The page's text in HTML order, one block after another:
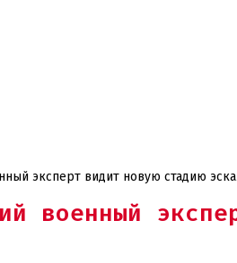
эксперт видит новую стадию
военный